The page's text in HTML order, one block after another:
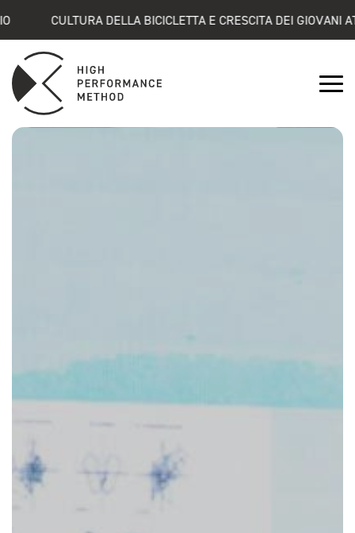
CULTURA DELLA BICICLETTA E CRESCITA DEI GIOVANI ATLETI